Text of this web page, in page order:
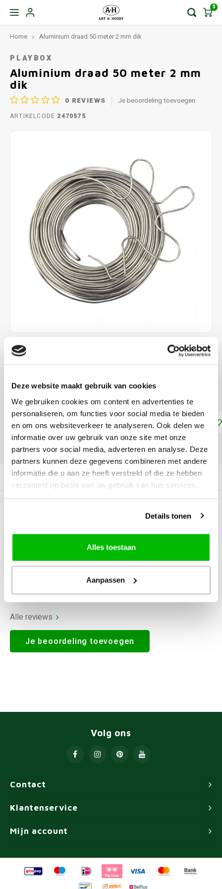
Deze website maakt gebruik van cookies
We gebruiken cookies om content en advertenties te
personaliseren, om functies voor social media te bieden
en om ons websiteverkeer te analyseren. Ook delen we
informatie over uw gebruik van onze site met onze
partners voor social media, adverteren en analyse. Deze
partners kunnen deze gegevens combineren met andere
informatie die u aan ze heeft verstrekt of die ze hebben
verzameld op basis van uw gebruik van hun services.
Details tonen
Alles toestaan
Aanpassen
0
Home Aluminium draad 50 meter 2 mm dik
PLAYBOX
Aluminium draad 50 meter 2 mm
dik
0 REVIEWS Je beoordeling toevoegen
ARTIKELCODE 2470575
€13,99
Lees meer
Toevoegen aan winkelwagen
DELEN:
Productomschrijving
0Reviews
Alle reviews
Je beoordeling toevoegen
Contact
Volg ons
Klantenservice
Mijn account